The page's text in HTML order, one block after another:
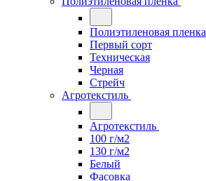
Полиэтиленовая пленка
Первый сорт
Техническая
Черная
Стрейч
Агротекстиль
Агротекстиль
100 г/м2
130 г/м2
Белый
Фасовка